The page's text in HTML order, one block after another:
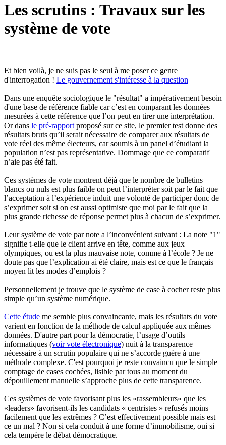
Les scrutins : Travaux sur les
système de vote
Et bien voilà, je ne suis pas le seul à me poser ce genre
d'interrogation ! Le gouvernement s'intéresse à la question
Dans une enquête sociologique le "résultat" a impérativement besoin
d'une base de référence fiable car c’est en comparant les données
mesurées à cette référence que l’on peut en tirer une interprétation.
Or dans le pré-rapport proposé sur ce site, le premier test donne des
résultats bruts qu’il serait nécessaire de comparer aux résultats de
vote réel des même électeurs, car soumis à un panel d’étudiant la
population n’est pas représentative. Dommage que ce comparatif
n’aie pas été fait.
Ces systèmes de vote montrent déjà que le nombre de bulletins
blancs ou nuls est plus faible on peut l’interpréter soit par le fait que
l’acceptation à l’expérience induit une volonté de participer donc de
s’exprimer soit si on est aussi optimiste que moi par le fait que la
plus grande richesse de réponse permet plus à chacun de s’exprimer.
Leur système de vote par note a l’inconvénient suivant : La note "1"
signifie t-elle que le client arrive en tête, comme aux jeux
olympiques, ou est la plus mauvaise note, comme à l’école ? Je ne
doute pas que l’explication ai été claire, mais est ce que le français
moyen lit les modes d’emplois ?
Personnellement je trouve que le système de case à cocher reste plus
simple qu’un système numérique.
Cette étude me semble plus convaincante, mais les résultats du vote
varient en fonction de la méthode de calcul appliquée aux mêmes
données. D'autre part pour la démocratie, l’usage d’outils
informatiques (voir vote électronique) nuit à la transparence
nécessaire à un scrutin populaire qui ne s’accorde guère à une
méthode complexe. C'est pourquoi je reste convaincu que le simple
comptage de cases cochées, lisible par tous au moment du
dépouillement manuelle s’approche plus de cette transparence.
Ces systèmes de vote favorisant plus les «rassembleurs» que les
«leaders» favorisent-ils les candidats « centristes » refusés moins
facilement que les extrêmes ? C’est effectivement possible mais est
ce un mal ? Non si cela conduit à une forme d’immobilisme, oui si
cela tempère le débat démocratique.